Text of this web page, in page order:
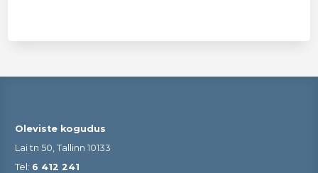
Oleviste kogudus
Lai tn 50, Tallinn 10133
Tel: 6 412 241